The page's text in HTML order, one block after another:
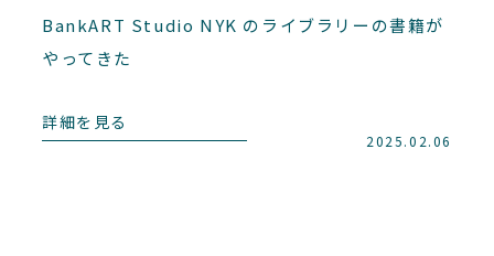
BankART Studio NYK のライブラリーの書籍が
やってきた
詳細を見る
2025.02.06